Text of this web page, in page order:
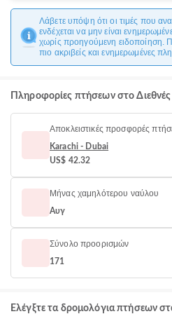
Λάβετε υπόψη ότι οι τιμές που
ενδέχεται να μην είναι
χωρίς προηγούμενη ειδοποίηση.
πιο ακριβείς και ενημερωμένες
Πληροφορίες πτήσεων στο
Αποκλειστικές προσφορές
Karachi - Dubai
US$ 42.32
Μήνας χαμηλότερου ναύλου
Αυγ
Σύνολο προορισμών
171
Ελέγξτε τα δρομολόγια πτήσεων